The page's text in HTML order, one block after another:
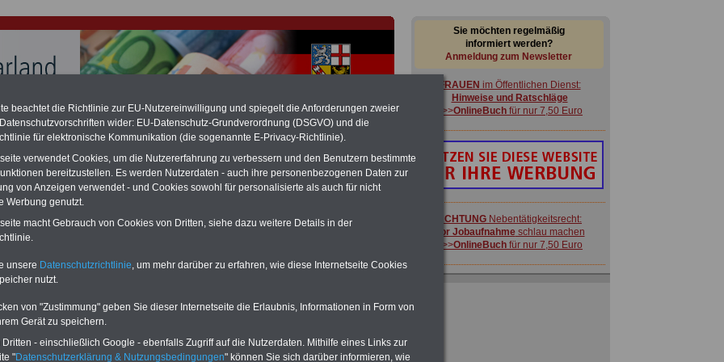
für Beamte & Ruhestandsbeamte (zu geringe Alimentation)
hat die Landesbesoldung von Berlin für die Jahre 2008 bis
erklärt (Berlin muss bisMärz 2027 eine Neuregelung der
die zun hohen Nachzahlungen führen wird). Auch beim Bund
wird es hohe Nachzahlungen geben (Medienberichten
alle (!) Beamtezwischen mind. 3.000 und 13.000 Euro
hierzu eine Broschüre heraus, die unmittelbar nach dem Beschluss des
der Bundesregierung vorgelegt wird (im II. Quartal.2026 >>>
zur
der Broschüre
Beamtengesetz (SBG): § 79 Teilzeitbeschäftigung;
mit 3 Ratgebern für nur
für Beamtinnen
wichtigen Themen für Beamte und dem Öff.
DienstZum Komplettpreis von 15 Euro im Jahr
Sie möchten regelmäßig
informiert werden?
Anmeldung zum Newsletter
FRAUEN im Öffentlichen Dienst:
Hinweise und Ratschläge
>>>OnlineBuch für nur 7,50 Euro
ACHTUNG Nebentätigkeitsrecht:
vor Jobaufnahmeschlau machen
>>>OnlineBuch für nur 7,50 Euro
beachtet die Richtlinie zur EU-Nutzereinwilligung und spiegelt die Anforderungen zweier
wider: EU-Datenschutz-Grundverordnung (DSGVO) und die
für elektronische Kommunikation (die sogenannte E-Privacy-Richtlinie).
verwendet Cookies, um die Nutzererfahrung zu verbessern und den Benutzern bestimmte
bereitzustellen. Es werden Nutzerdaten - auch ihre personenbezogenen Daten zur
von Anzeigen verwendet - und Cookies sowohl für personalisierte als auch für nicht
Werbung genutzt.
macht Gebrauch von Cookies von Dritten, siehe dazu weitere Details in der
unsere Datenschutzrichtlinie, um mehr darüber zu erfahren, wie diese Internetseite Cookies
nutzt.
von "Zustimmung" geben Sie dieser Internetseite die Erlaubnis, Informationen in Form von
Gerät zu speichern.
- einschließlich Google - ebenfalls Zugriff auf die Nutzerdaten. Mithilfe eines Links zur
"Datenschutzerklärung & Nutzungsbedingungen" können Sie sich darüber informieren, wie